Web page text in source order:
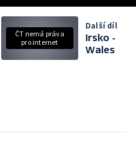
ČT nemá práva
pro internet
Další díl
Irsko -
Wales